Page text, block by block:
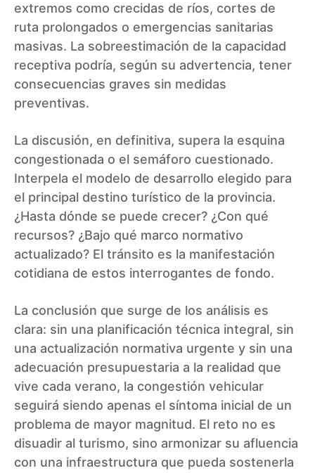
extremos como crecidas de ríos, cortes de
ruta prolongados o emergencias sanitarias
masivas. La sobreestimación de la capacidad
receptiva podría, según su advertencia, tener
consecuencias graves sin medidas
preventivas.
La discusión, en definitiva, supera la esquina
congestionada o el semáforo cuestionado.
Interpela el modelo de desarrollo elegido para
el principal destino turístico de la provincia.
¿Hasta dónde se puede crecer? ¿Con qué
recursos? ¿Bajo qué marco normativo
actualizado? El tránsito es la manifestación
cotidiana de estos interrogantes de fondo.
La conclusión que surge de los análisis es
clara: sin una planificación técnica integral, sin
una actualización normativa urgente y sin una
adecuación presupuestaria a la realidad que
vive cada verano, la congestión vehicular
seguirá siendo apenas el síntoma inicial de un
problema de mayor magnitud. El reto no es
disuadir al turismo, sino armonizar su afluencia
con una infraestructura que pueda sostenerla